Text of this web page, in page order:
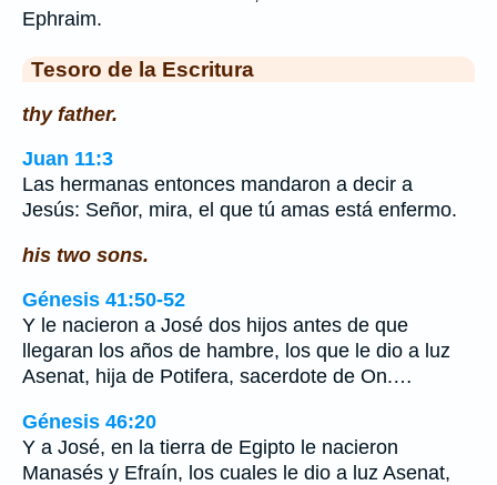
Ephraim.
Tesoro de la Escritura
thy father.
Juan 11:3
Las hermanas entonces mandaron a decir a
Jesús: Señor, mira, el que tú amas está enfermo.
his two sons.
Génesis 41:50-52
Y le nacieron a José dos hijos antes de que
llegaran los años de hambre, los que le dio a luz
Asenat, hija de Potifera, sacerdote de On.…
Génesis 46:20
Y a José, en la tierra de Egipto le nacieron
Manasés y Efraín, los cuales le dio a luz Asenat,